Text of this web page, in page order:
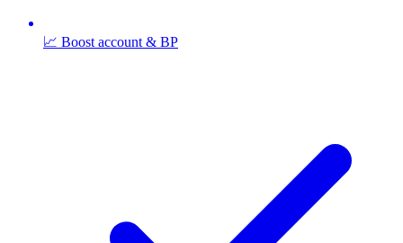
📈 Boost account & BP